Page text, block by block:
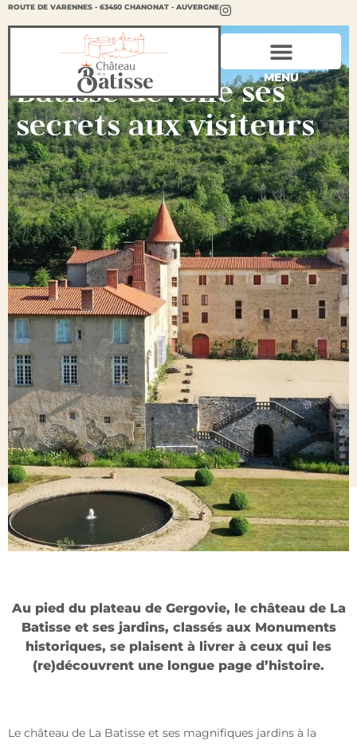
ROUTE DE VARENNES - 63450 CHANONAT - AUVERGNE
MENU
Le château de La
Batisse dévoile ses
secrets aux visiteurs
Au pied du plateau de Gergovie, le château de La
Batisse et ses jardins, classés aux Monuments
historiques, se plaisent à livrer à ceux qui les
(re)découvrent une longue page d’histoire.
Le château de La Batisse et ses magnifiques jardins à la